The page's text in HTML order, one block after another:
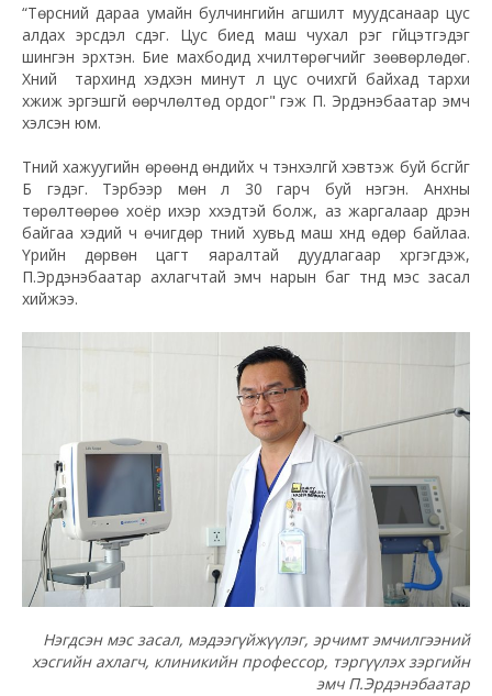
“Төрсний дараа умайн булчингийн агшилт муудсанаар цус
алдах эрсдэл үүсдэг. Цус биед маш чухал үүрэг гүйцэтгэдэг
шингэн эрхтэн. Бие махбодид хүчилтөрөгчийг зөөвөрлөдөг.
Хүний тархинд хэдхэн минут л цус очихгүй байхад тархи
үхжиж эргэшгүй өөрчлөлтөд ордог" гэж П. Эрдэнэбаатар эмч
хэлсэн юм.
Түүний хажуугийн өрөөнд өндийх ч тэнхэлгүй хэвтэж буй бүсгүйг
Б гэдэг. Тэрбээр мөн л 30 гарч буй нэгэн. Анхны
төрөлтөөрөө хоёр ихэр хүүхэдтэй болж, аз жаргалаар дүүрэн
байгаа хэдий ч өчигдөр түүний хувьд маш хүнд өдөр байлаа.
Үүрийн дөрвөн цагт яаралтай дуудлагаар хүргэгдэж,
П.Эрдэнэбаатар ахлагчтай эмч нарын баг түүнд мэс засал
хийжээ.
Нэгдсэн мэс засал, мэдээгүйжүүлэг, эрчимт эмчилгээний
хэсгийн ахлагч, клиникийн профессор, тэргүүлэх зэргийн
эмч П.Эрдэнэбаатар